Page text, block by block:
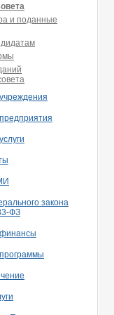
и поданные
закона
ФЗ